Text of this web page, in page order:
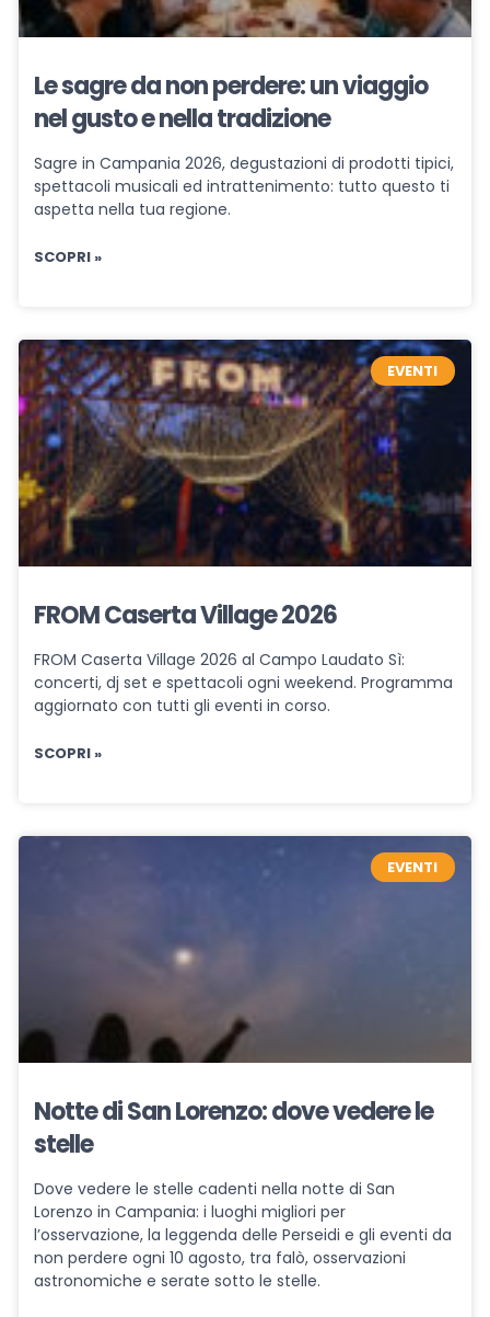
Le sagre da non perdere: un viaggio
nel gusto e nella tradizione
Sagre in Campania 2026, degustazioni di prodotti tipici,
spettacoli musicali ed intrattenimento: tutto questo ti
aspetta nella tua regione.
SCOPRI »
EVENTI
FROM Caserta Village 2026
FROM Caserta Village 2026 al Campo Laudato Sì:
concerti, dj set e spettacoli ogni weekend. Programma
aggiornato con tutti gli eventi in corso.
SCOPRI »
EVENTI
Notte di San Lorenzo: dove vedere le
stelle
Dove vedere le stelle cadenti nella notte di San
Lorenzo in Campania: i luoghi migliori per
l’osservazione, la leggenda delle Perseidi e gli eventi da
non perdere ogni 10 agosto, tra falò, osservazioni
astronomiche e serate sotto le stelle.